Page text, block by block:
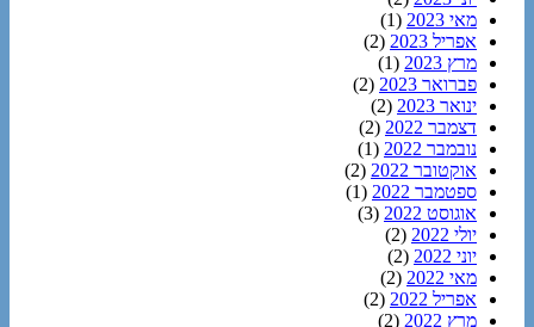
מאי 2023
(1)
אפריל 2023
(2)
מרץ 2023
(1)
פברואר 2023
(2)
ינואר 2023
(2)
דצמבר 2022
(2)
נובמבר 2022
(1)
אוקטובר 2022
(2)
ספטמבר 2022
(1)
אוגוסט 2022
(3)
יולי 2022
(2)
יוני 2022
(2)
מאי 2022
(2)
אפריל 2022
(2)
מרץ 2022
(2)